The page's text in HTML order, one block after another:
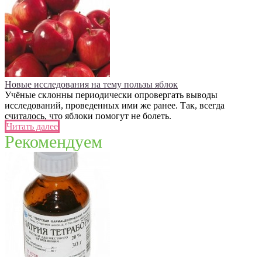
Новые исследования на тему пользы яблок
Учёные склонны периодически опровергать выводы
исследований, проведенных ими же ранее. Так, всегда
считалось, что яблоки помогут не болеть.
Читать далее
Рекомендуем